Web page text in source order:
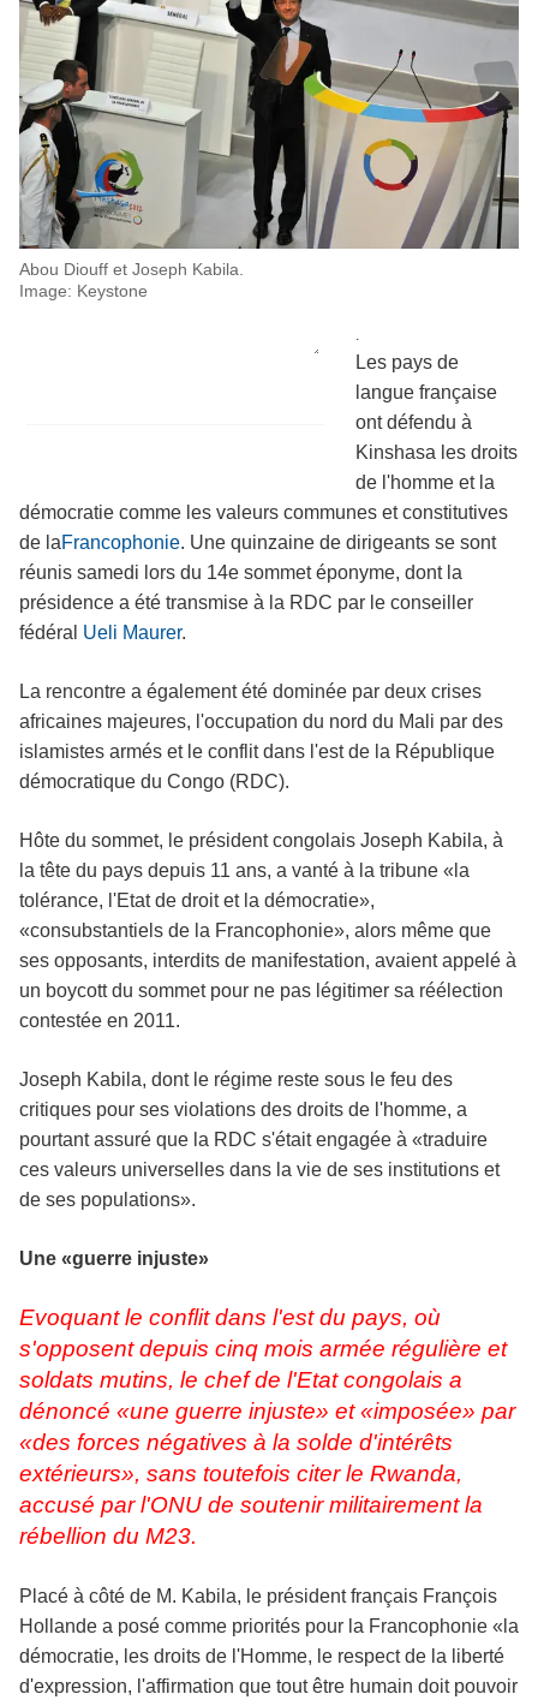
Abou Diouff et Joseph Kabila.
Image: Keystone
.
Les pays de
langue française
ont défendu à
Kinshasa les droits
de l'homme et la
démocratie comme les valeurs communes et constitutives
de laFrancophonie. Une quinzaine de dirigeants se sont
réunis samedi lors du 14e sommet éponyme, dont la
présidence a été transmise à la RDC par le conseiller
fédéral Ueli Maurer.
La rencontre a également été dominée par deux crises
africaines majeures, l'occupation du nord du Mali par des
islamistes armés et le conflit dans l'est de la République
démocratique du Congo (RDC).
Hôte du sommet, le président congolais Joseph Kabila, à
la tête du pays depuis 11 ans, a vanté à la tribune «la
tolérance, l'Etat de droit et la démocratie»,
«consubstantiels de la Francophonie», alors même que
ses opposants, interdits de manifestation, avaient appelé à
un boycott du sommet pour ne pas légitimer sa réélection
contestée en 2011.
Joseph Kabila, dont le régime reste sous le feu des
critiques pour ses violations des droits de l'homme, a
pourtant assuré que la RDC s'était engagée à «traduire
ces valeurs universelles dans la vie de ses institutions et
de ses populations».
Une «guerre injuste»
Evoquantle conflit dans l'est du pays, où
s'opposent depuis cinq mois armée régulière et
soldats mutins, le chef de l'Etatcongolais a
dénoncé «une guerre injuste» et «imposée» par
«des forces négatives à la solde d'intérêts
extérieurs», sans toutefois citer le Rwanda,
accusé parl'ONU de soutenir militairement la
rébellion du M23.
Placé à côté de M. Kabila, le président français François
Hollande a posé comme priorités pour la Francophonie «la
démocratie, les droits de l'Homme, le respect de la liberté
d'expression, l'affirmation que tout être humain doit pouvoir